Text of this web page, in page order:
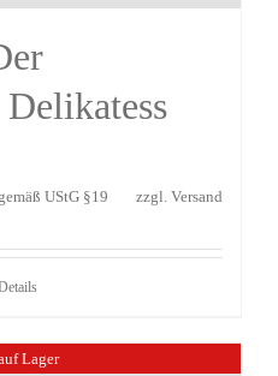
UStG §19 zzgl. Versand
Lager